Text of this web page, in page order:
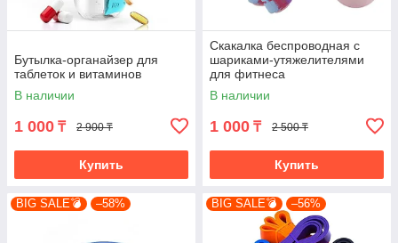
Бутылка-органайзер для
таблеток и витаминов
В наличии
1 000 ₸ 2 900 ₸
Купить
Скакалка беспроводная с
шариками-утяжелителями
для фитнеса
В наличии
1 000 ₸ 2 500 ₸
Купить
BIG SALE💣 –58% BIG SALE💣 –56%